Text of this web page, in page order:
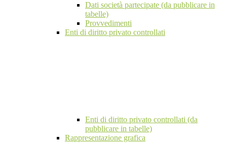
Dati società partecipate (da pubblicare in
tabelle)
Provvedimenti
Enti di diritto privato controllati
Enti di diritto privato controllati (da
pubblicare in tabelle)
Rappresentazione grafica